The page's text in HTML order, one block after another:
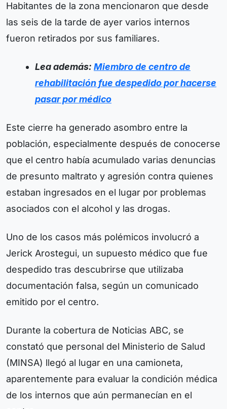
Habitantes de la zona mencionaron que desde
las seis de la tarde de ayer varios internos
fueron retirados por sus familiares.
Lea además: Miembro de centro de
rehabilitación fue despedido por hacerse
pasar por médico
Este cierre ha generado asombro entre la
población, especialmente después de conocerse
que el centro había acumulado varias denuncias
de presunto maltrato y agresión contra quienes
estaban ingresados en el lugar por problemas
asociados con el alcohol y las drogas.
Uno de los casos más polémicos involucró a
Jerick Arostegui, un supuesto médico que fue
despedido tras descubrirse que utilizaba
documentación falsa, según un comunicado
emitido por el centro.
Durante la cobertura de Noticias ABC, se
constató que personal del Ministerio de Salud
(MINSA) llegó al lugar en una camioneta,
aparentemente para evaluar la condición médica
de los internos que aún permanecían en el